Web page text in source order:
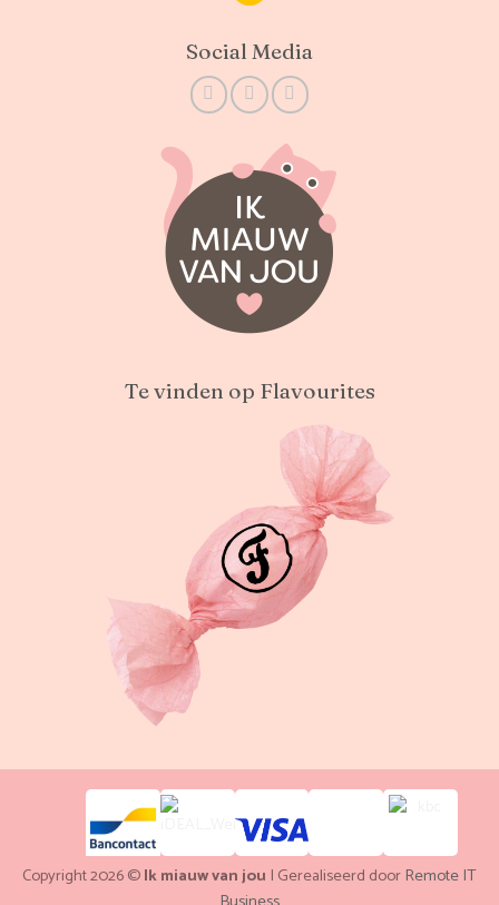
Social Media
Te vinden op Flavourites
Copyright 2026 ©Ik miauw van jou | Gerealiseerd doorRemote IT